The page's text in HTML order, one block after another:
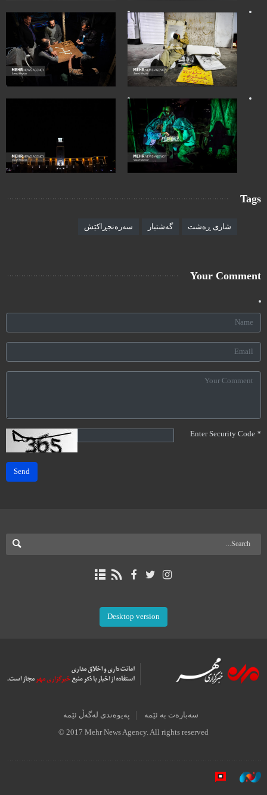
Tags
شاری ڕەشت گەشتیار سەرەنجڕاکێش
Your Comment
*
Send
Desktop version
سەبارەت بە ئێمە پەیوەندی لەگەڵ ئێمە
© 2017 Mehr News Agency. All rights reserved